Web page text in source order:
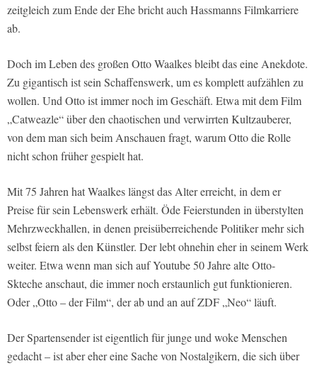
zeitgleich zum Ende der Ehe bricht auch Hassmanns Filmkarriere
ab.
Doch im Leben des großen Otto Waalkes bleibt das eine Anekdote.
Zu gigantisch ist sein Schaffenswerk, um es komplett aufzählen zu
wollen. Und Otto ist immer noch im Geschäft. Etwa mit dem Film
„Catweazle“ über den chaotischen und verwirrten Kultzauberer,
von dem man sich beim Anschauen fragt, warum Otto die Rolle
nicht schon früher gespielt hat.
Mit 75 Jahren hat Waalkes längst das Alter erreicht, in dem er
Preise für sein Lebenswerk erhält. Öde Feierstunden in überstylten
Mehrzweckhallen, in denen preisüberreichende Politiker mehr sich
selbst feiern als den Künstler. Der lebt ohnehin eher in seinem Werk
weiter. Etwa wenn man sich auf Youtube 50 Jahre alte Otto-
Skteche anschaut, die immer noch erstaunlich gut funktionieren.
Oder „Otto – der Film“, der ab und an auf ZDF „Neo“ läuft.
Der Spartensender ist eigentlich für junge und woke Menschen
gedacht – ist aber eher eine Sache von Nostalgikern, die sich über